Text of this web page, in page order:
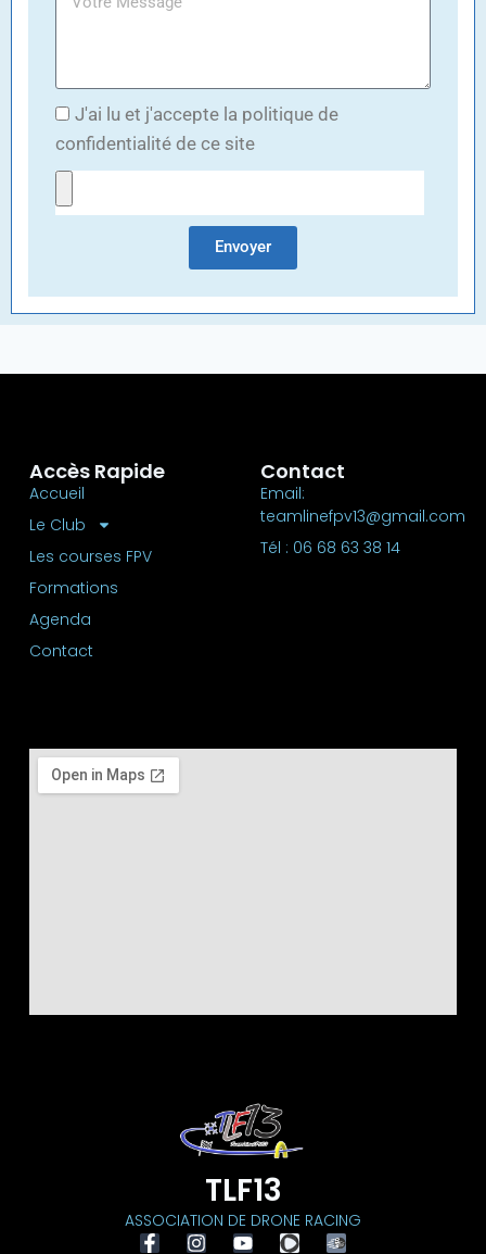
J'ai lu et j'accepte la politique de
confidentialité de ce site
Envoyer
TLF13
ASSOCIATION DE DRONE RACING
Accès Rapide
Accueil
Le Club
Les courses FPV
Formations
Agenda
Contact
Contact
Email:
teamlinefpv13@gmail.com
Tél : 06 68 63 38 14